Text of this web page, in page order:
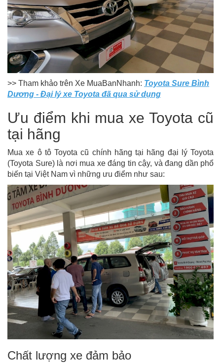
>> Tham khảo trên Xe MuaBanNhanh: Toyota Sure Bình
Dương - Đại lý xe Toyota đã qua sử dụng
Ưu điểm khi mua xe Toyota cũ
tại hãng
Mua xe ô tô Toyota cũ chính hãng tại hãng đại lý Toyota
(Toyota Sure) là nơi mua xe đáng tin cậy, và đang dần phổ
biến tại Việt Nam vì những ưu điểm như sau:
Chất lượng xe đảm bảo